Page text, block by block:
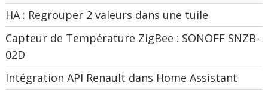
HA : Regrouper 2 valeurs dans une tuile
Capteur de Température ZigBee : SONOFF SNZB-
02D
Intégration API Renault dans Home Assistant